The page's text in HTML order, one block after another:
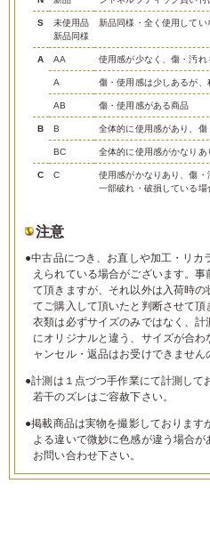
S
未使用品
新品同様
新品同様・全く使用して
A AA 使用感が少なく、傷・汚れ
A 傷・使用感は少しあるが、
AB 傷・使用感がある商品
B B 全体的に使用感があり、
BC 全体的に使用感がかなり
C C
使用感がかなりあり、傷・
一部破れ・破損している
注意
●中古品につき、お直しや加工・リカ
えられている場合がございます。
て頂きますが、それ以外は入荷時
てご購入して頂いたと判断させて頂
衣類は必ずサイズのみではなく、
にオリジナルと違う、サイズが合
ャンセル・返品はお受けできません
●計測は１点づつ手作業にて計測して
若干のズレはご容赦下さい。
●掲載商品は実物を撮影しております
よる違いで微妙に色感が違う場合
お問い合わせ下さい。